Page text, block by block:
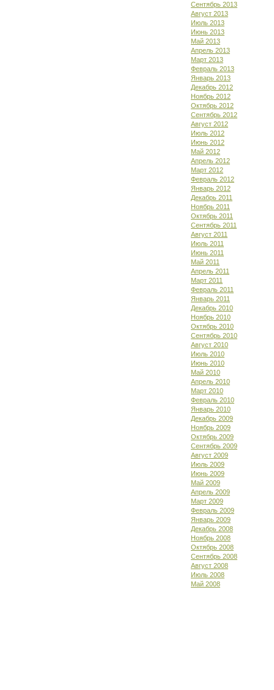
Сентябрь 2013
Август 2013
Июль 2013
Июнь 2013
Май 2013
Апрель 2013
Март 2013
Февраль 2013
Январь 2013
Декабрь 2012
Ноябрь 2012
Октябрь 2012
Сентябрь 2012
Август 2012
Июль 2012
Июнь 2012
Май 2012
Апрель 2012
Март 2012
Февраль 2012
Январь 2012
Декабрь 2011
Ноябрь 2011
Октябрь 2011
Сентябрь 2011
Август 2011
Июль 2011
Июнь 2011
Май 2011
Апрель 2011
Март 2011
Февраль 2011
Январь 2011
Декабрь 2010
Ноябрь 2010
Октябрь 2010
Сентябрь 2010
Август 2010
Июль 2010
Июнь 2010
Май 2010
Апрель 2010
Март 2010
Февраль 2010
Январь 2010
Декабрь 2009
Ноябрь 2009
Октябрь 2009
Сентябрь 2009
Август 2009
Июль 2009
Июнь 2009
Май 2009
Апрель 2009
Март 2009
Февраль 2009
Январь 2009
Декабрь 2008
Ноябрь 2008
Октябрь 2008
Сентябрь 2008
Август 2008
Июль 2008
Май 2008